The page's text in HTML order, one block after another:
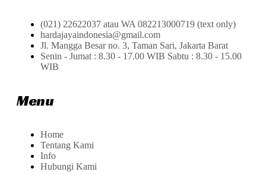
(021) 22622037 atau WA 082213000719 (text only)
hardajayaindonesia@gmail.com
Jl. Mangga Besar no. 3, Taman Sari, Jakarta Barat
Senin - Jumat : 8.30 - 17.00 WIB Sabtu : 8.30 - 15.00
WIB
Menu
Home
Tentang Kami
Info
Hubungi Kami